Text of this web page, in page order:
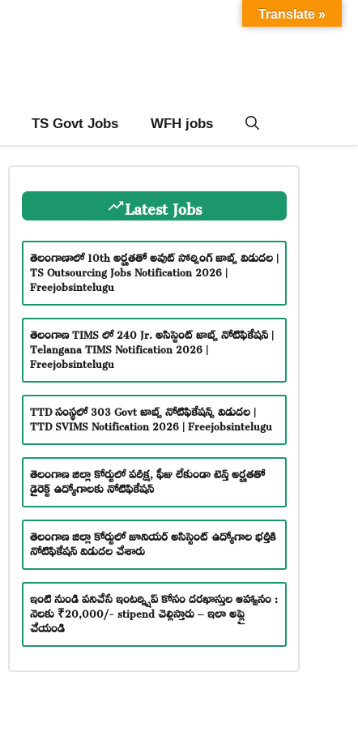
TS Govt Jobs WFH jobs
Latest Jobs
తెలంగాణాలో 10th అర్హతతో అవుట్ సోర్సింగ్ జాబ్స్ విడుదల |
TS Outsourcing Jobs Notification 2026 |
Freejobsintelugu
తెలంగాణ TIMS లో 240 Jr. అసిస్టెంట్ జాబ్స్ నోటిఫికేషన్ |
Telangana TIMS Notification 2026 |
Freejobsintelugu
TTD సంస్థలో 303 Govt జాబ్స్ నోటిఫికేషన్స్ విడుదల |
TTD SVIMS Notification 2026 | Freejobsintelugu
తెలంగాణ జిల్లా కోర్టులో పరీక్ష, ఫీజు లేకుండా టెన్త్ అర్హతతో
డైరెక్ట్ ఉద్యోగాలకు నోటిఫికేషన్
తెలంగాణ జిల్లా కోర్టులో జూనియర్ అసిస్టెంట్ ఉద్యోగాల భర్తీకి
నోటిఫికేషన్ విడుదల చేశారు
ఇంటి నుండి పనిచేసే ఇంటర్న్షిప్ కోసం దరఖాస్తుల ఆహ్వానం :
నెలకు ₹20,000/- stipend చెల్లిస్తారు – ఇలా అప్లై
చేయండి
Translate »